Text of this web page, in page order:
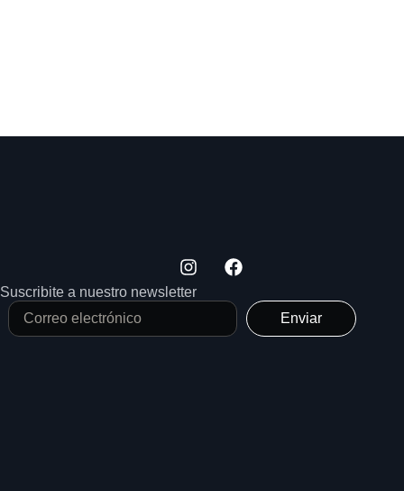
Suscribite a nuestro newsletter
Enviar